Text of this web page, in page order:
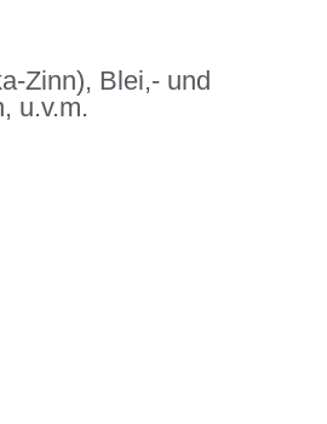
Zinn), Blei,- und
u.v.m.